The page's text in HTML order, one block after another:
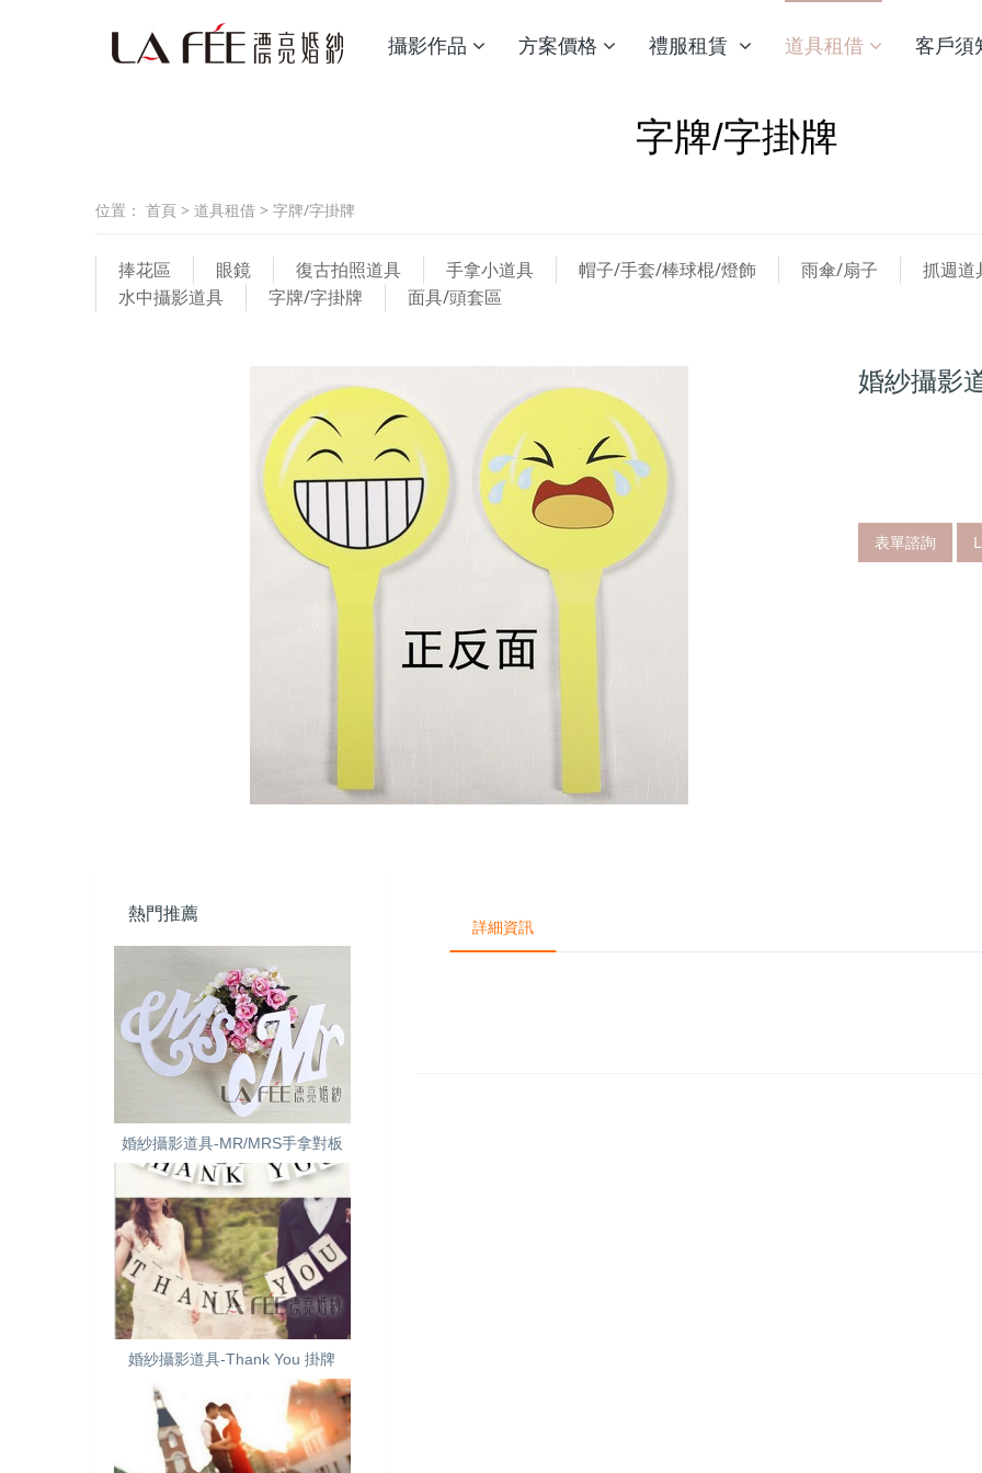
攝影作品 方案價格 禮服租賃 道具租借 客戶須
字牌/字掛牌
位置： 首頁 > 道具租借 > 字牌/字掛牌
捧花區 眼鏡 復古拍照道具 手拿小道具 帽子/手套/棒球棍/燈飾 雨傘/扇子 抓週道
水中攝影道具
字牌/字掛牌 面具/頭套區
婚紗攝影
表單諮詢
詳細資訊
熱門推薦
婚紗攝影道具-MR/MRS手拿對板
婚紗攝影道具-Thank You 掛牌